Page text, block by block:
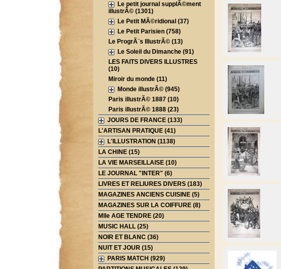
Le petit journal supplÃ©ment
illustrÃ© (1301)
Le Petit MÃ©ridional (37)
Le Petit Parisien (758)
Le ProgrÃ¨s IllustrÃ© (13)
Le Soleil du Dimanche (91)
LES FAITS DIVERS ILLUSTRES
(10)
Miroir du monde (11)
Monde illustrÃ© (945)
Paris illustrÃ© 1887 (10)
Paris illustrÃ© 1888 (23)
JOURS DE FRANCE (133)
L'ARTISAN PRATIQUE (41)
L'ILLUSTRATION (1138)
LA CHINE (15)
LA VIE MARSEILLAISE (10)
LE JOURNAL "INTER" (6)
LIVRES ET RELIURES DIVERS (183)
MAGAZINES ANCIENS CUISINE (5)
MAGAZINES SUR LA COIFFURE (8)
Mlle AGE TENDRE (20)
MUSIC HALL (25)
NOIR ET BLANC (36)
NUIT ET JOUR (15)
PARIS MATCH (929)